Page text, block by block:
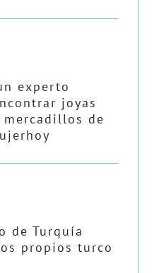
experto
joyas
de
de Turquía
propios turco